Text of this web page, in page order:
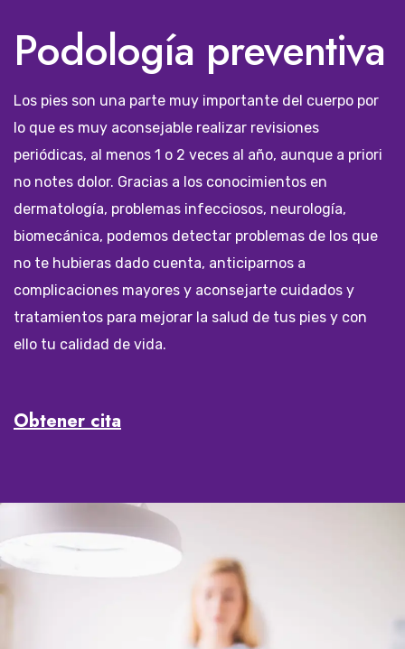
Podología preventiva
Los pies son una parte muy importante del cuerpo por
lo que es muy aconsejable realizar revisiones
periódicas, al menos 1 o 2 veces al año, aunque a priori
no notes dolor. Gracias a los conocimientos en
dermatología, problemas infecciosos, neurología,
biomecánica, podemos detectar problemas de los que
no te hubieras dado cuenta, anticiparnos a
complicaciones mayores y aconsejarte cuidados y
tratamientos para mejorar la salud de tus pies y con
ello tu calidad de vida.
Obtener cita